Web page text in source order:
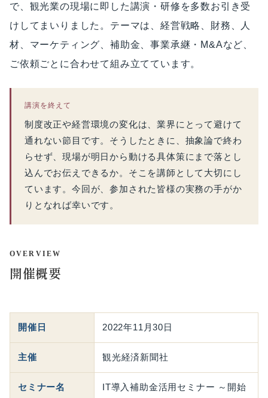
で、観光業の現場に即した講演・研修を多数お引き受
けしてまいりました。テーマは、経営戦略、財務、人
材、マーケティング、補助金、事業承継・M&Aなど、
ご依頼ごとに合わせて組み立てています。
講演を終えて
制度改正や経営環境の変化は、業界にとって避けて
通れない節目です。そうしたときに、抽象論で終わ
らせず、現場が明日から動ける具体策にまで落とし
込んでお伝えできるか。そこを講師として大切にし
ています。今回が、参加された皆様の実務の手がか
りとなれば幸いです。
OVERVIEW
開催概要
開催日 2022年11月30日
主催 観光経済新聞社
セミナー名
IT導入補助金活用セミナー ～開始